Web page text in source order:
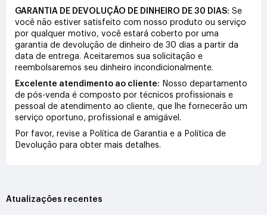
GARANTIA DE DEVOLUÇÃO DE DINHEIRO DE 30 DIAS: Se
você não estiver satisfeito com nosso produto ou serviço
por qualquer motivo, você estará coberto por uma
garantia de devolução de dinheiro de 30 dias a partir da
data de entrega. Aceitaremos sua solicitação e
reembolsaremos seu dinheiro incondicionalmente.
Excelente atendimento ao cliente: Nosso departamento
de pós-venda é composto por técnicos profissionais e
pessoal de atendimento ao cliente, que lhe fornecerão um
serviço oportuno, profissional e amigável.
Por favor, revise a Política de Garantia e a Política de
Devolução para obter mais detalhes.
Atualizações recentes